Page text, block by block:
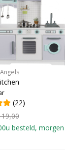
(22)
besteld, morgen